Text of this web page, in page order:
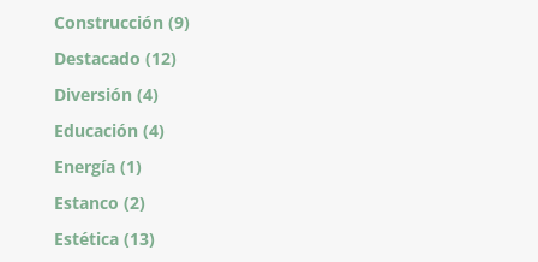
Construcción (9)
Destacado (12)
Diversión (4)
Educación (4)
Energía(1)
Estanco (2)
Estética(13)